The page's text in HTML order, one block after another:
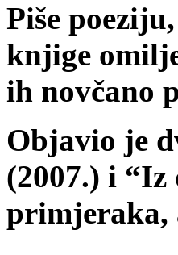
Piše
knjige
ih novčano
Objavio je
(2007.) i “Iz
primjeraka,